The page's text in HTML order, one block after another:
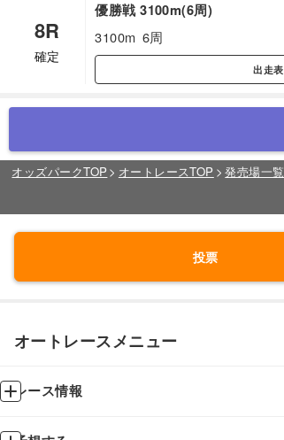
8R
確定
優勝戦 3100m(6周)
3100m 6周
出走表
オッズパークTOP オートレースTOP 発売場一覧
投票
オートレースメニュー
レース情報